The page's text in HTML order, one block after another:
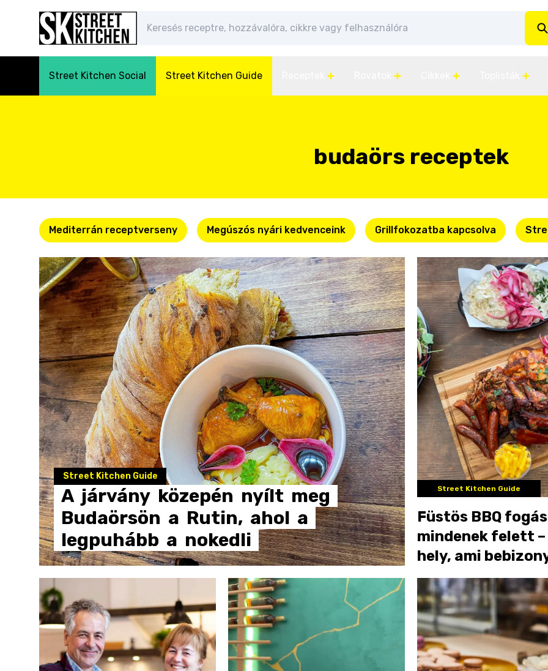
Street Kitchen Social Street Kitchen Guide
budaörs receptek
Mediterrán receptverseny Megúszós nyári kedvenceink Grillfokozatba kapcsolva
Street Kitchen Guide
A járvány közepén nyílt meg
Budaörsön a Rutin, ahol a
legpuhább a nokedli
Street Kitchen Guide
Füstös BBQ
mindenek felett –
hely, ami
hogy a
csak nyáron